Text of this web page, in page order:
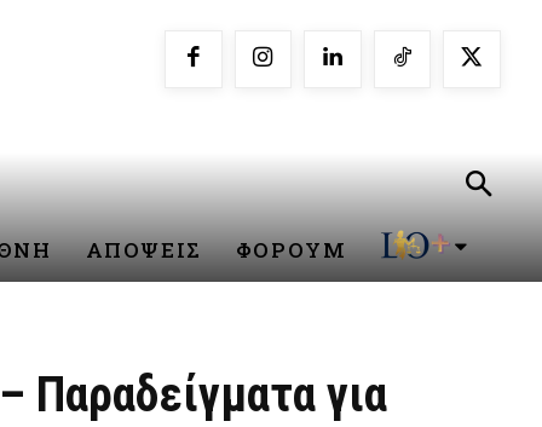
ΑΠΟΨΕΙΣ ΦΟΡΟΥΜ
Παραδείγματα για